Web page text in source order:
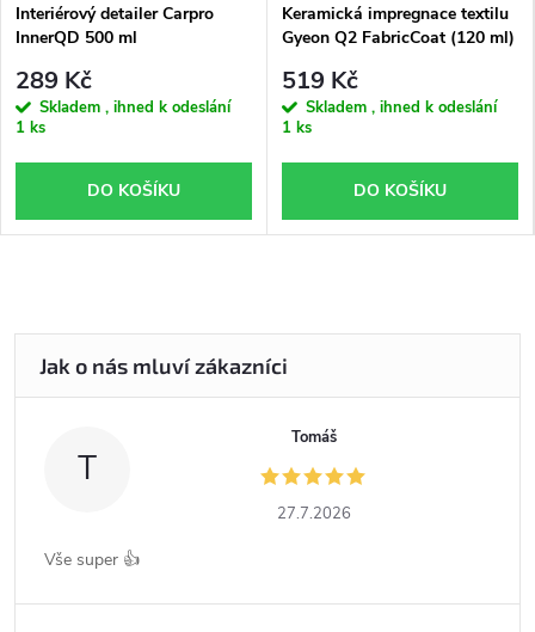
Interiérový detailer Carpro
InnerQD 500 ml
289 Kč
Skladem , ihned k odeslání
1 ks
DO KOŠÍKU
Keramická impregnace textilu
Gyeon Q2 FabricCoat (120 ml)
519 Kč
Skladem , ihned k odeslání
1 ks
DO KOŠÍKU
T
Tomáš
27.7.2026
Vše super 👍